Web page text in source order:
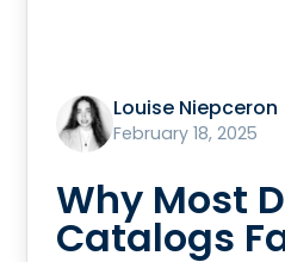
Louise Niepceron
February 18, 2025
Why Most
Catalogs